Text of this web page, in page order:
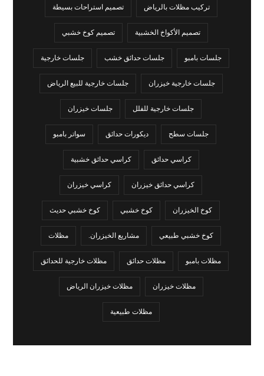
تركيب مظلات بالرياض تصميم استراحات بسيطة
تصميم الأكواخ الخشبية تصميم كوخ خشبي
جلسات بامبو جلسات حدائق خشب جلسات خارجية
جلسات خارجية خيزران جلسات خارجية للبيع الرياض
جلسات خارجية للفلل جلسات خيزران
جلسات سطح ديكورات حدائق سواتر بامبو
كراسي حدائق كراسي حدائق خشبية
كراسي حدائق خيزران كراسي خيزران
كوخ الخيزران كوخ خشبي كوخ خشبي حديث
كوخ خشبي طبيعي مشاريع الخيزران. مظلات
مظلات بامبو مظلات حدائق مظلات خارجية للحدائق
مظلات خيزران مظلات خيزران الرياض
مظلات طبيعية